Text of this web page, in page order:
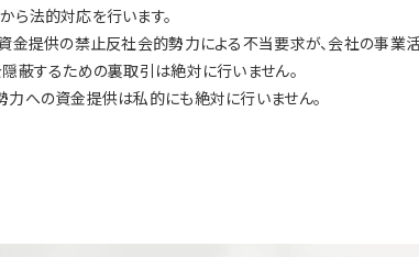
ら法的対応を行います。
金提供の禁止反社会的勢力による不当要求が、会社の事業
隠蔽するための裏取引は絶対に行いません。
力への資金提供は私的にも絶対に行いません。